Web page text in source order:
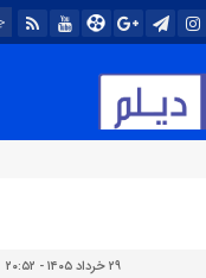
۲۹ خرداد ۱۴۰۵ - ۲۰:۵۲